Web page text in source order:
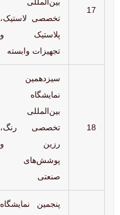
17
تخصصی لاستیک،
پلاستیک و
تجهیزات وابسته
18
سیزدهمین
نمایشگاه
بین‌المللی
تخصصی رنگ،
رزین و
پوشش‌های
صنعتی
پنجمین نمایشگاه